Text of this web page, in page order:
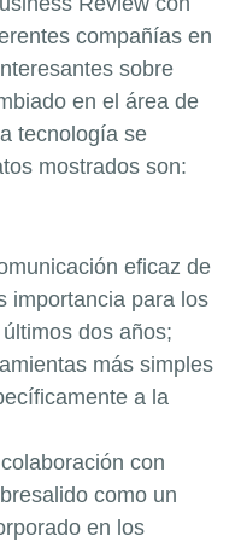
compañías en
sobre
en el área de
tecnología se
mostrados son:
eficaz de
importancia para los
dos años;
más simples
a la
con
como un
en los